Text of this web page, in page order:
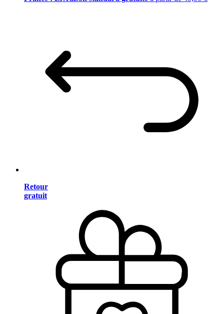
Retour
gratuit